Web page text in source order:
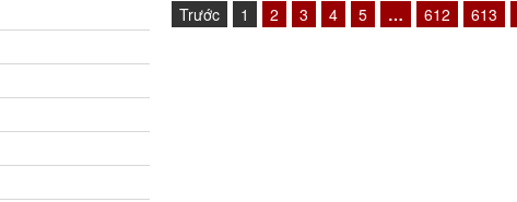
Trước
1 2 3 4 5 … 612 613